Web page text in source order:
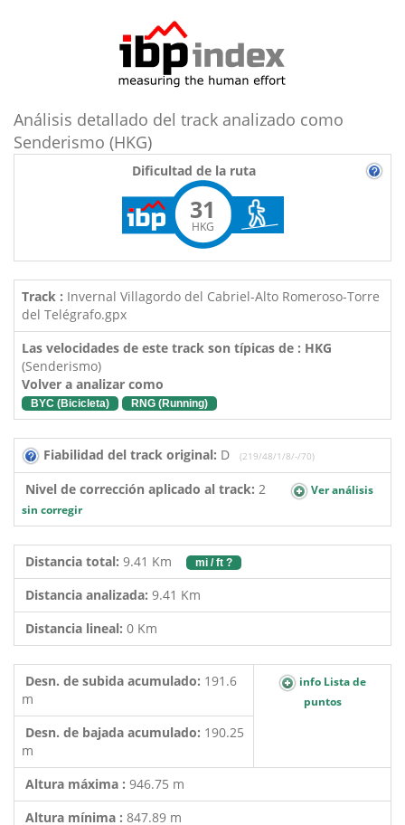
Análisis detallado del track analizado como
Senderismo (HKG)
Dificultad de la ruta
31
HKG
Track : Invernal Villagordo del Cabriel-Alto Romeroso-Torre
del Telégrafo.gpx
Las velocidades de este track son típicas de : HKG
(Senderismo)
Volver a analizar como
BYC (Bicicleta) RNG (Running)
Fiabilidad del track original: D (219/48/1/8/-/70)
Nivel de corrección aplicado al track: 2
Ver análisis
sin corregir
Distancia total: 9.41 Km mi / ft ?
Distancia analizada: 9.41 Km
Distancia lineal: 0 Km
Desn. de subida acumulado: 191.6
m
info Lista de
puntos
Desn. de bajada acumulado: 190.25
m
Altura máxima : 946.75 m
Altura mínima : 847.89 m